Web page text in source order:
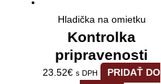
Hladička na omietku
Kontrolka
pripravenosti
23.52€ s DPH
PRIDAŤ DO